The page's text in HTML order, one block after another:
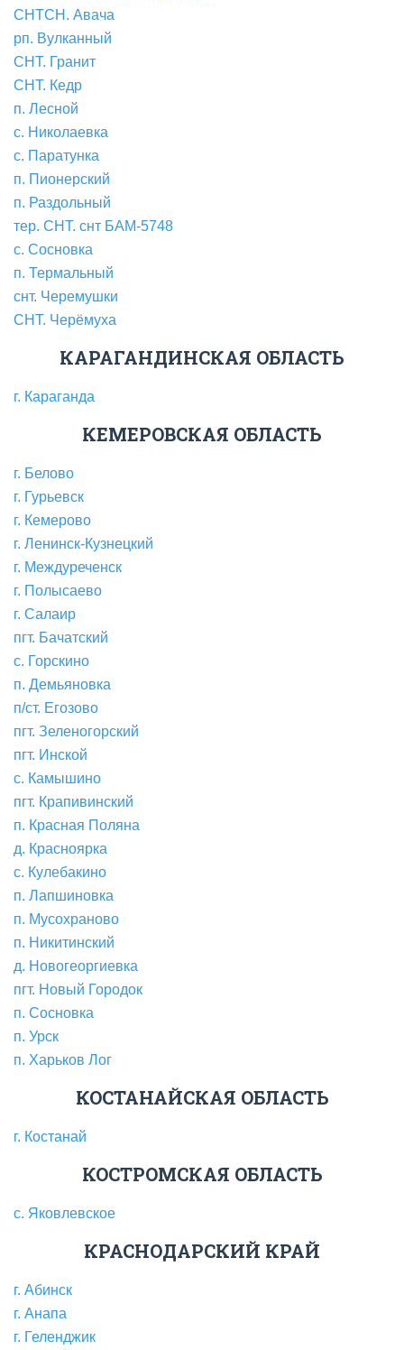
СНТСН. Авача
рп. Вулканный
СНТ. Гранит
СНТ. Кедр
п. Лесной
с. Николаевка
с. Паратунка
п. Пионерский
п. Раздольный
тер. СНТ. снт БАМ-5748
с. Сосновка
п. Термальный
снт. Черемушки
СНТ. Черёмуха
КАРАГАНДИНСКАЯ ОБЛАСТЬ
г. Караганда
КЕМЕРОВСКАЯ ОБЛАСТЬ
г. Белово
г. Гурьевск
г. Кемерово
г. Ленинск-Кузнецкий
г. Междуреченск
г. Полысаево
г. Салаир
пгт. Бачатский
с. Горскино
п. Демьяновка
п/ст. Егозово
пгт. Зеленогорский
пгт. Инской
с. Камышино
пгт. Крапивинский
п. Красная Поляна
д. Красноярка
с. Кулебакино
п. Лапшиновка
п. Мусохраново
п. Никитинский
д. Новогеоргиевка
пгт. Новый Городок
п. Сосновка
п. Урск
п. Харьков Лог
КОСТАНАЙСКАЯ ОБЛАСТЬ
г. Костанай
КОСТРОМСКАЯ ОБЛАСТЬ
с. Яковлевское
КРАСНОДАРСКИЙ КРАЙ
г. Абинск
г. Анапа
г. Геленджик